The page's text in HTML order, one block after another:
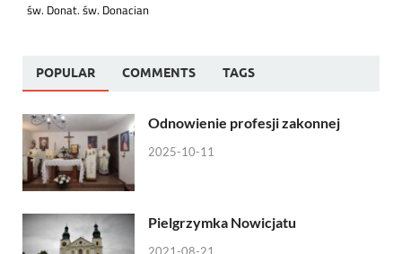
POPULAR COMMENTS TAGS
Odnowienie profesji zakonnej
2025-10-11
Pielgrzymka Nowicjatu
2021-08-21